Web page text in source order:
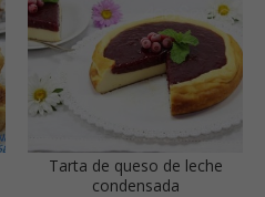
Tarta de queso de leche
condensada